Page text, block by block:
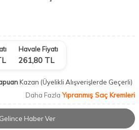
Havale Fiyatı
261,80 TL
Kazan (Üyelikli Alışverişlerde Geçerli)
Daha Fazla Yıpranmış Saç Kremleri
Gelince Haber Ver